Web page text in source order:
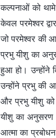
कल्पनाओं को
केवल परमेश्वर
जो परमेश्वर की
प्रभु यीशु का
हुआ हो। उन्होंने
उन्होंने प्रभु की
और प्रभु यीशु
यीशु का अनुसरण
आत्मा का